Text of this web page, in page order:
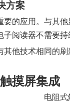
方案
要的应用。与其
阅读器不需要持
他技术相同的
摸屏集成
电阻式